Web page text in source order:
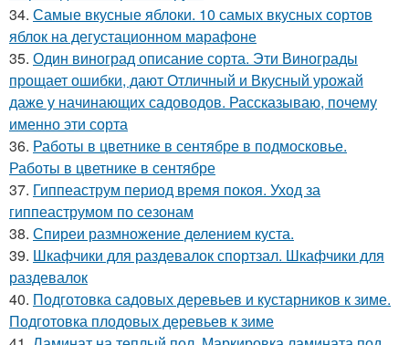
34. Самые вкусные яблоки. 10 самых вкусных сортов
яблок на дегустационном марафоне
35. Один виноград описание сорта. Эти Винограды
прощает ошибки, дают Отличный и Вкусный урожай
даже у начинающих садоводов. Рассказываю, почему
именно эти сорта
36. Работы в цветнике в сентябре в подмосковье.
Работы в цветнике в сентябре
37. Гиппеаструм период время покоя. Уход за
гиппеаструмом по сезонам
38. Спиреи размножение делением куста.
39. Шкафчики для раздевалок спортзал. Шкафчики для
раздевалок
40. Подготовка садовых деревьев и кустарников к зиме.
Подготовка плодовых деревьев к зиме